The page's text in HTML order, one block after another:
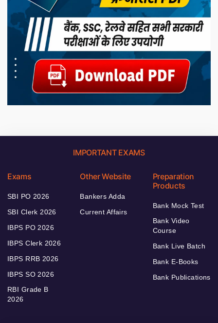
IMPORTANT EXAMS
Exams
SBI PO 2026
SBI Clerk 2026
IBPS PO 2026
IBPS Clerk 2026
IBPS RRB 2026
IBPS SO 2026
RBI Grade B
2026
Other Website
Bankers Adda
Current Affairs
Preparation
Products
Bank Mock Test
Bank Video
Course
Bank Live Batch
Bank E-Books
Bank Publications